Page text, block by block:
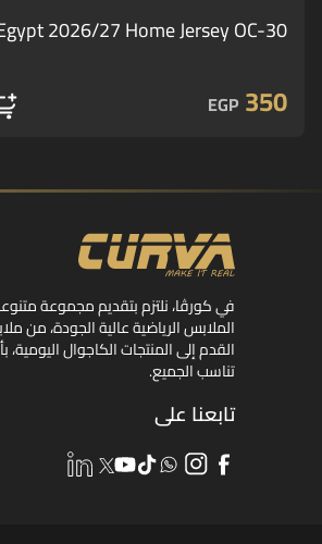
2026/27 Home Jersey OC-30
350
EGP
في كورڤا، نلتزم بتقديم مجموعة
الملابس الرياضية عالية الجودة، من
القدم إلى المنتجات الكاجوال اليومية،
تناسب الجميع.
تابعنا على